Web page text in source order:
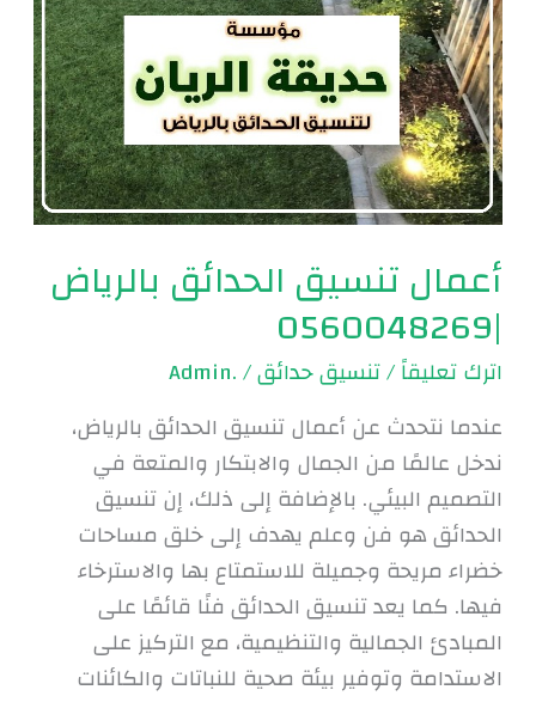
أعمال تنسيق الحدائق بالرياض
|0560048269
اترك تعليقاً/تنسيق حدائق/
.Admin
عندما نتحدث عن أعمال تنسيق الحدائق بالرياض،
ندخل عالمًا من الجمال والابتكار والمتعة في
التصميم البيئي. بالإضافة إلى ذلك، إن تنسيق
الحدائق هو فن وعلم يهدف إلى خلق مساحات
خضراء مريحة وجميلة للاستمتاع بها والاسترخاء
فيها. كما يعد تنسيق الحدائق فنًا قائمًا على
المبادئ الجمالية والتنظيمية، مع التركيز على
الاستدامة وتوفير بيئة صحية للنباتات والكائنات